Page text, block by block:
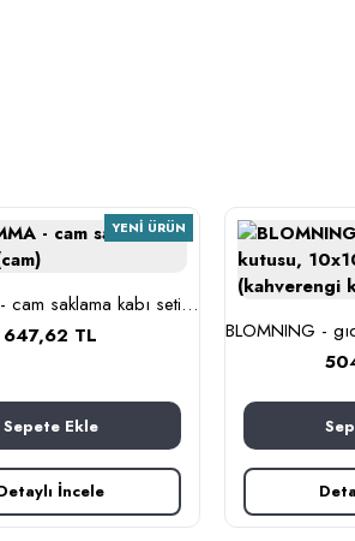
YENI ÜRÜN
BESTÄMMA - cam saklama kabı seti (cam)
647,62 TL
Sepete Ekle
İncele